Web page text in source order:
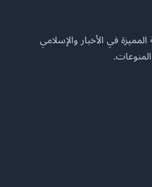
المميزة في الأخبار والإسلامي